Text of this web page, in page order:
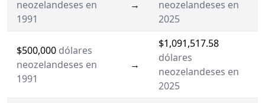
neozelandeses en
1991
→
neozelandeses en
2025
$500,000 dólares
neozelandeses en
1991
→
$1,091,517.58
dólares
neozelandeses en
2025